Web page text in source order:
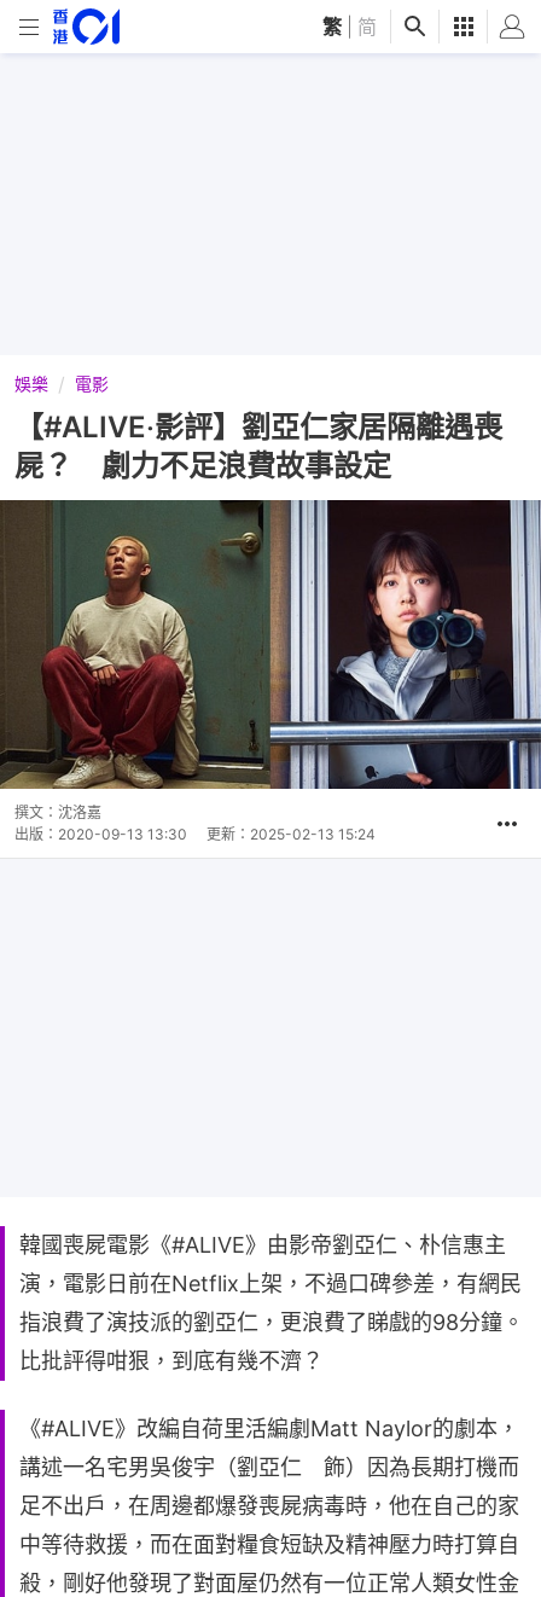
繁 简
娛樂 電影
【#ALIVE‧影評】劉亞仁家居隔離遇喪
屍？ 劇力不足浪費故事設定
撰文： 沈洛嘉
出版： 2020-09-13 13:30 更新： 2025-02-13 15:24
韓國喪屍電影《#ALIVE》由影帝劉亞仁、朴信惠主
演，電影日前在Netflix上架，不過口碑參差，有網民
指浪費了演技派的劉亞仁，更浪費了睇戲的98分鐘。
比批評得咁狠，到底有幾不濟？
《#ALIVE》改編自荷里活編劇Matt Naylor的劇本，
講述一名宅男吳俊宇（劉亞仁 飾）因為長期打機而
足不出戶，在周邊都爆發喪屍病毒時，他在自己的家
中等待救援，而在面對糧食短缺及精神壓力時打算自
殺，剛好他發現了對面屋仍然有一位正常人類女性金